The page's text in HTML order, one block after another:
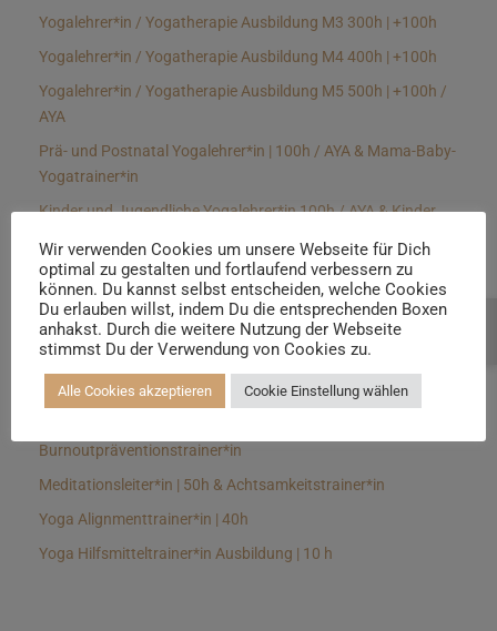
Yogalehrer*in / Yogatherapie Ausbildung M3 300h | +100h
Yogalehrer*in / Yogatherapie Ausbildung M4 400h | +100h
Yogalehrer*in / Yogatherapie Ausbildung M5 500h | +100h /
AYA
Prä- und Postnatal Yogalehrer*in | 100h / AYA & Mama-Baby-
Yogatrainer*in
Kinder und Jugendliche Yogalehrer*in 100h / AYA & Kinder
Yin Yogalehrer*in | 100 h & Faszientrainer*in
Hormon Yogalehrer*in / Yogatherapeut*in &
Stressmanagementtrainer*in | 70h
Longevitytrainer*in
Burnoutpräventionstrainer*in
Meditationsleiter*in | 50h & Achtsamkeitstrainer*in
Yoga Alignmenttrainer*in | 40h
Yoga Hilfsmitteltrainer*in Ausbildung | 10 h
Wir verwenden Cookies um unsere Webseite für Dich
optimal zu gestalten und fortlaufend verbessern zu
können. Du kannst selbst entscheiden, welche Cookies
Du erlauben willst, indem Du die entsprechenden Boxen
anhakst. Durch die weitere Nutzung der Webseite
stimmst Du der Verwendung von Cookies zu.
Alle Cookies akzeptieren Cookie Einstellung wählen
Beratung buchen